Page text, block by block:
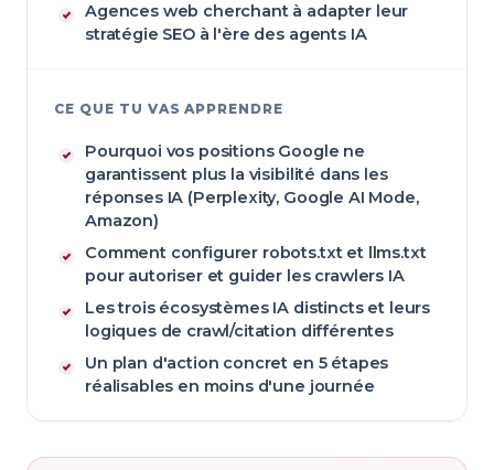
Agences web cherchant à adapter leur
stratégie SEO à l'ère des agents IA
CE QUE TU VAS APPRENDRE
Pourquoi vos positions Google ne
garantissent plus la visibilité dans les
réponses IA (Perplexity, Google AI Mode,
Amazon)
Comment configurer robots.txt et llms.txt
pour autoriser et guider les crawlers IA
Les trois écosystèmes IA distincts et leurs
logiques de crawl/citation différentes
Un plan d'action concret en 5 étapes
réalisables en moins d'une journée